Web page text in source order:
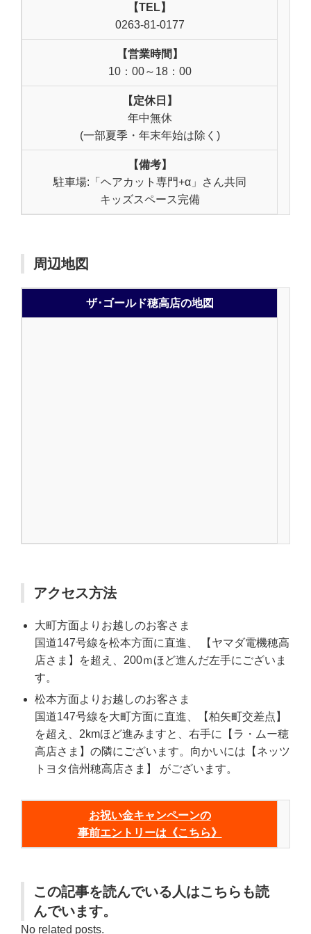
【TEL】
0263-81-0177
【営業時間】
10：00～18：00
【定休日】
年中無休
(一部夏季・年末年始は除く)
【備考】
駐車場:「ヘアカット専門+α」さん共同
キッズスペース完備
周辺地図
ザ･ゴールド穂高店の地図
アクセス方法
大町方面よりお越しのお客さま
国道147号線を松本方面に直進、 【ヤマダ電機穂高
店さま】を超え、200ｍほど進んだ左手にございま
す。
松本方面よりお越しのお客さま
国道147号線を大町方面に直進、【柏矢町交差点】
を超え、2kmほど進みますと、右手に【ラ・ムー穂
高店さま】の隣にございます。向かいには【ネッツ
トヨタ信州穂高店さま】 がございます。
お祝い金キャンペーンの
事前エントリーは《こちら》
この記事を読んでいる人はこちらも読
んでいます。
No related posts.